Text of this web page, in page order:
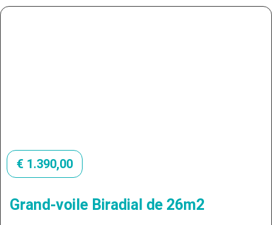
€ 1.390,00
Grand-voile Biradial de 26m2